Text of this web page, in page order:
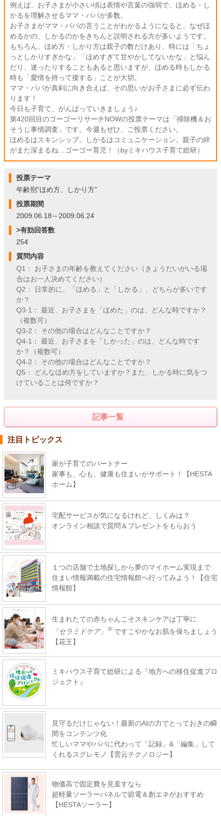
例えば、お子さまが小さい頃は表情や言葉の強弱で、ほめる・し
かるを理解させるママ・パパが多数。
お子さまがママ・パパの言うことがわかるようになると、なぜほ
めるかの、しかるのかをきちんと説明される方が多いようです。
もちろん、ほめ方・しかり方は親子の数だけあり、時には「ちょ
っとしかりすぎかな」「ほめすぎて甘やかしてないかな」と悩ん
だり、迷ったりすることもあると思いますが、ほめる時もしかる
時も「愛情を持って接する」ことが大切。
ママ・パパが真剣に向き合えば、その思いがお子さまに必ず伝わ
ります！
今日も子育て、がんばっていきましょう♪
第420回目のゴーゴーリサーチNOWの投票テーマは「掃除機＆お
そうじ事情調査」です。今週もぜひ、ご投票ください。
ほめるはスキンシップ。しかるはコミュニケーション。親子の絆
がまた深まるね…ゴーゴー育児！（byミキハウス子育て総研）
投票テーマ
年齢別“ほめ方、しかり方”
投票期間
2009.06.18～2009.06.24
>有効回答数
254
質問内容
Q1： お子さまの年齢を教えてください（きょうだいがいる場
合はお一人決めてください）
Q2： 日常的に、「ほめる」と「しかる」、どちらが多いです
か？
Q3-1： 最近、お子さまを「ほめた」のは、どんな時ですか？
（複数可）
Q3-2： その他の場合はどんなことですか？
Q4-1： 最近、お子さまを「しかった」のは、どんな時です
か？（複数可）
Q4-2： その他の場合はどんなことですか？
Q5： どんなほめ方をしていますか？また、しかる時に気をつ
けていることは何ですか？
記事一覧
注目トピックス
家が子育てのパートナー
家事も、心も、健康も住まいがサポート！【HESTA
ホーム】
宅配サービスが気になるけれど、しくみは？
オンライン相談で質問＆プレゼントをもらおう
１つの店舗で土地探しから夢のマイホーム実現まで
住まい情報満載の住宅情報館へ行ってみよう！【住宅
情報館】
生まれたての赤ちゃんこそスキンケアは丁寧に
「セラミドケア」
※ ですこやかなお肌を保ちましょう
【花王】
ミキハウス子育て総研による『地方への移住促進プロ
ジェクト』
見守るだけじゃない！最新のAIの力でとっておきの瞬
間をコンテンツ化
忙しいママやパパに代わって「記録」&「編集」して
くれるスグレモノ【雲云テクノロジー】
物価高で固定費を見直すなら
超軽量ソーラーパネルで節電＆創エネがおすすめ
【HESTAソーラー】